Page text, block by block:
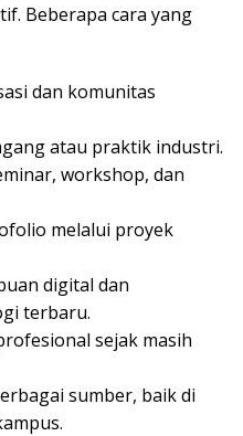
Beberapa cara yang
dan komunitas
atau praktik industri.
workshop, dan
melalui proyek
digital dan
terbaru.
sejak masih
sumber, baik di